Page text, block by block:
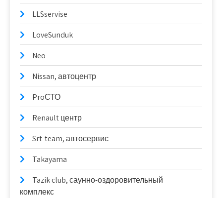
LLSservise
LoveSunduk
Neo
Nissan, автоцентр
ProСТО
Renault центр
Srt-team, автосервис
Takayama
Tazik club, саунно-оздоровительный
комплекс